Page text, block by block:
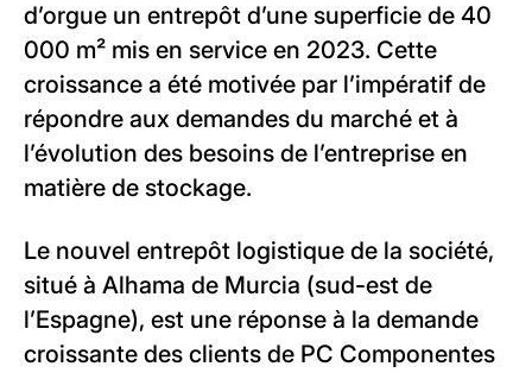
d’orgue un entrepôt d’une superficie de 40
000 m² mis en service en 2023. Cette
croissance a été motivée par l’impératif de
répondre aux demandes du marché et à
l’évolution des besoins de l’entreprise en
matière de stockage.
Le nouvel entrepôt logistique de la société,
situé à Alhama de Murcia (sud-est de
l’Espagne), est une réponse à la demande
croissante des clients de PC Componentes